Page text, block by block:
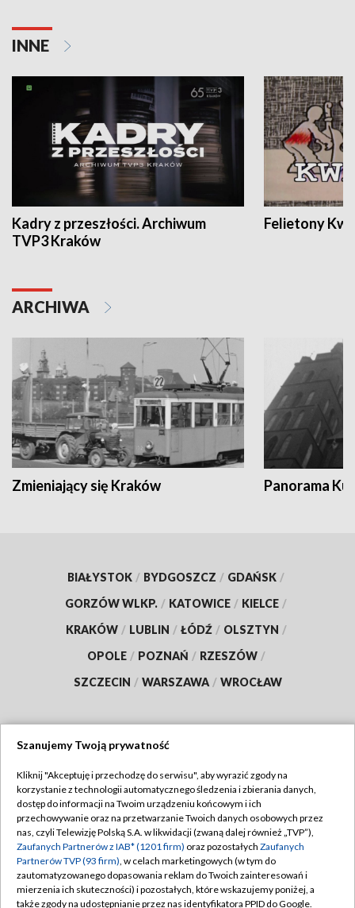
INNE
Kadry z przeszłości. Archiwum
TVP3 Kraków
Felietony
ARCHIWA
Zmieniający się Kraków Panorama
BIAŁYSTOK / BYDGOSZCZ / GDAŃSK /
GORZÓW WLKP. / KATOWICE / KIELCE /
KRAKÓW / LUBLIN / ŁÓDŹ / OLSZTYN /
OPOLE / POZNAŃ / RZESZÓW /
SZCZECIN / WARSZAWA / WROCŁAW
TVP
Abonament TVP
Emisja w TVP
Centrum informacji TVP
Naziemna Telewizja Cyfrowa
Regulamin TVP
Polityka prywatności
Moje zgody
Pomoc
Szanujemy Twoją prywatność
Kliknij "Akceptuję i przechodzę do serwisu", aby wyrazić zgody na
korzystanie z technologii automatycznego śledzenia i zbierania danych,
dostęp do informacji na Twoim urządzeniu końcowym i ich
przechowywanie oraz na przetwarzanie Twoich danych osobowych przez
nas, czyli Telewizję Polską S.A. w likwidacji (zwaną dalej również „TVP”),
Zaufanych Partnerów z IAB* (1201 firm) oraz pozostałych Zaufanych
Partnerów TVP (93 firm), w celach marketingowych (w tym do
zautomatyzowanego dopasowania reklam do Twoich zainteresowań i
mierzenia ich skuteczności) i pozostałych, które wskazujemy poniżej, a
także zgody na udostępnianie przez nas identyfikatora PPID do Google.